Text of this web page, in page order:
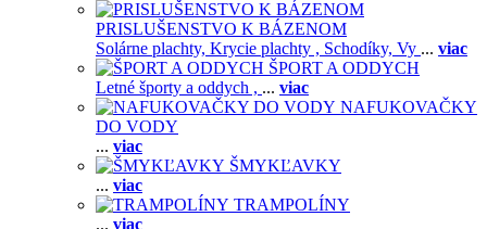
PRISLUŠENSTVO K BÁZENOM
Solárne plachty, Krycie plachty , Schodíky, Vy ... viac
ŠPORT A ODDYCH
Letné športy a oddych , ... viac
NAFUKOVAČKY
DO VODY
... viac
ŠMYKĽAVKY
... viac
TRAMPOLÍNY
... viac